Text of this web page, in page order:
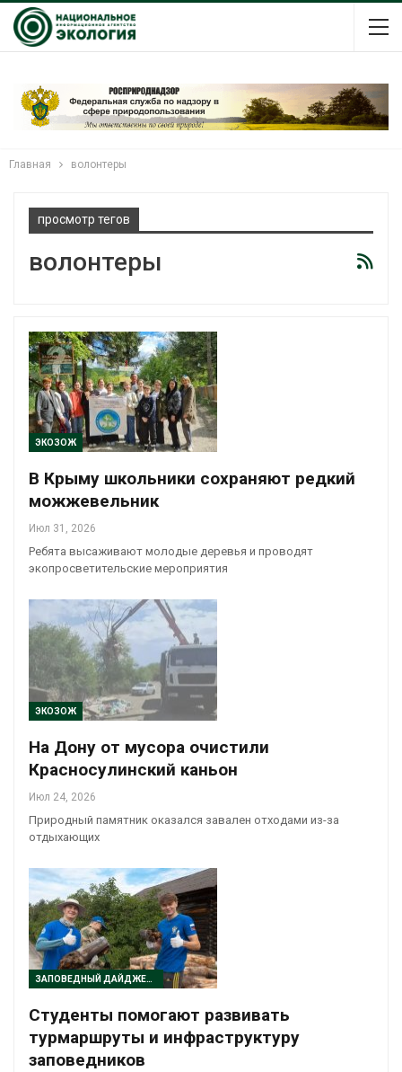
Главная волонтеры
просмотр тегов
волонтеры
ЭКОЗОЖ
В Крыму школьники сохраняют редкий
можжевельник
Июл 31, 2026
Ребята высаживают молодые деревья и проводят
экопросветительские мероприятия
ЭКОЗОЖ
На Дону от мусора очистили
Красносулинский каньон
Июл 24, 2026
Природный памятник оказался завален отходами из-за
отдыхающих
ЗАПОВЕДНЫЙ ДАЙДЖЕСТ
Студенты помогают развивать
турмаршруты и инфраструктуру
заповедников